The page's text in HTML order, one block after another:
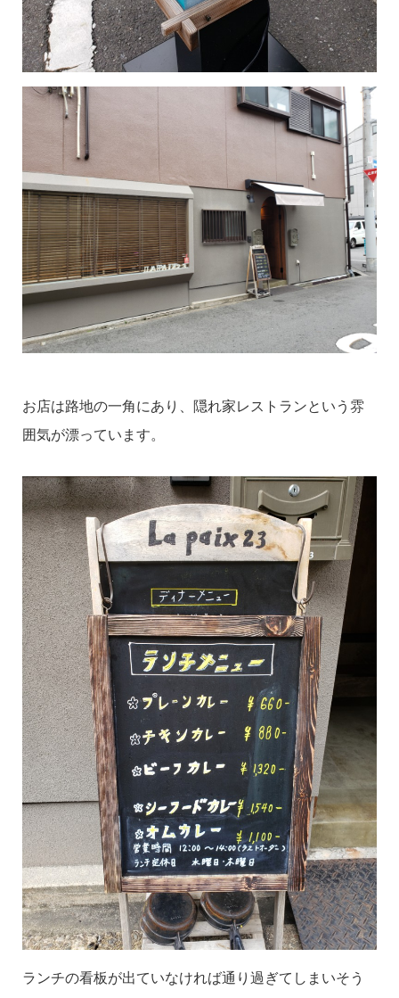
お店は路地の一角にあり、隠れ家レストランという雰
囲気が漂っています。
ランチの看板が出ていなければ通り過ぎてしまいそう